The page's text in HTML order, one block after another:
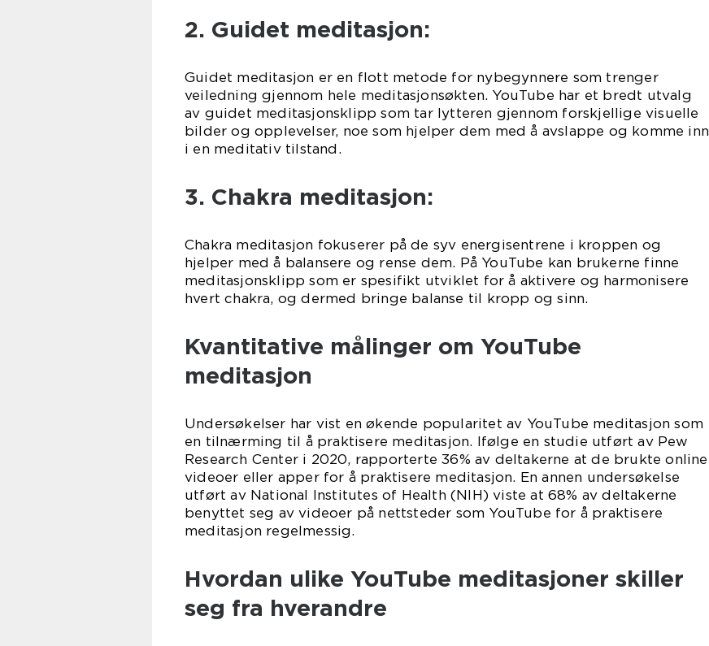
2. Guidet meditasjon:
Guidet meditasjon er en flott metode for nybegynnere som trenger
veiledning gjennom hele meditasjonsøkten. YouTube har et bredt utvalg
av guidet meditasjonsklipp som tar lytteren gjennom forskjellige visuelle
bilder og opplevelser, noe som hjelper dem med å avslappe og komme inn
i en meditativ tilstand.
3. Chakra meditasjon:
Chakra meditasjon fokuserer på de syv energisentrene i kroppen og
hjelper med å balansere og rense dem. På YouTube kan brukerne finne
meditasjonsklipp som er spesifikt utviklet for å aktivere og harmonisere
hvert chakra, og dermed bringe balanse til kropp og sinn.
Kvantitative målinger om YouTube
meditasjon
Undersøkelser har vist en økende popularitet av YouTube meditasjon som
en tilnærming til å praktisere meditasjon. Ifølge en studie utført av Pew
Research Center i 2020, rapporterte 36% av deltakerne at de brukte online
videoer eller apper for å praktisere meditasjon. En annen undersøkelse
utført av National Institutes of Health (NIH) viste at 68% av deltakerne
benyttet seg av videoer på nettsteder som YouTube for å praktisere
meditasjon regelmessig.
Hvordan ulike YouTube meditasjoner skiller
seg fra hverandre